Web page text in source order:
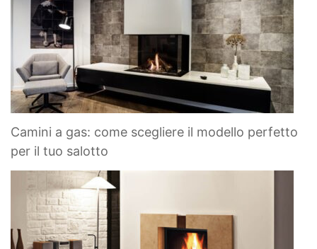
Camini a gas: come scegliere il modello perfetto
per il tuo salotto